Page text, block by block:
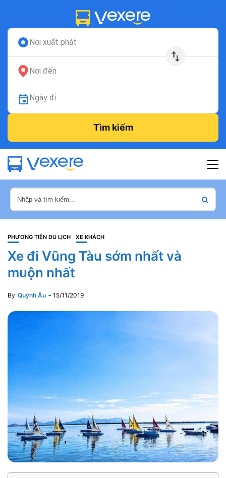
Nơi xuất phát
Nơi đến
Ngày đi
Tìm kiếm
PHƯƠNG TIỆN DU LỊCH XE KHÁCH
Xe đi Vũng Tàu sớm nhất và
muộn nhất
By Quỳnh Âu 15/11/2019